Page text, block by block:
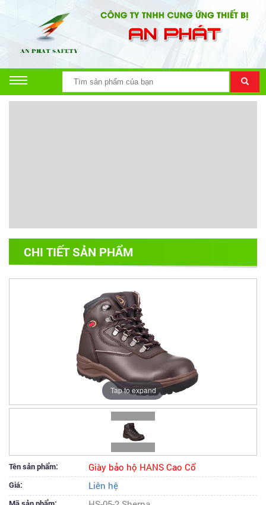
CHI TIẾT SẢN PHẨM
Tap to expand
Tên sản phẩm: Giày bảo hộ HANS Cao Cổ
Giá: Liên hệ